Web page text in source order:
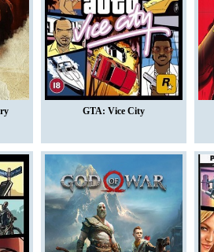
GTA: Vice City